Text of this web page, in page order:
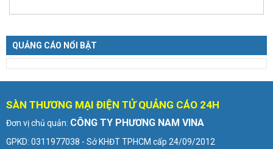
QUẢNG CÁO NỔI BẬT
SÀN THƯƠNG MẠI ĐIỆN TỬ QUẢNG CÁO 24H
Đơn vị chủ quản: CÔNG TY PHƯƠNG NAM VINA
GPKD: 0311977038 - Sở KHĐT TPHCM cấp 24/09/2012